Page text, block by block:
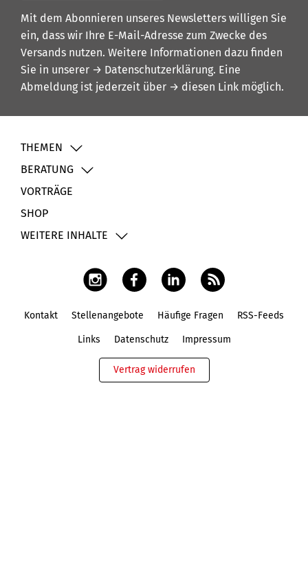
Mit dem Abonnieren unseres Newsletters willigen Sie
ein, dass wir Ihre E-Mail-Adresse zum Zwecke des
Versands nutzen. Weitere Informationen dazu finden
Sie in unserer → Datenschutzerklärung. Eine
Abmeldung ist jederzeit über → diesen Link möglich.
THEMEN
BERATUNG
VORTRÄGE
SHOP
WEITERE INHALTE
Kontakt Stellenangebote Häufige Fragen RSS-Feeds
Links Datenschutz Impressum
Vertrag widerrufen